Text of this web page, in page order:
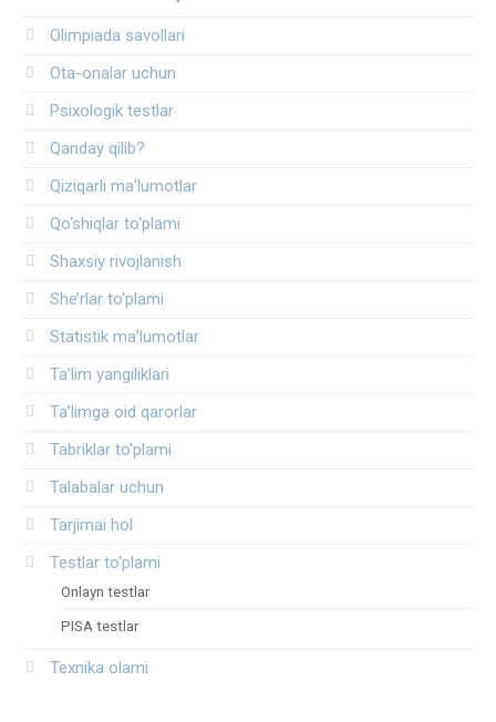
Olimpiada savollari
Ota-onalar uchun
Psixologik testlar
Qanday qilib?
Qiziqarli ma’lumotlar
Qo‘shiqlar to‘plami
Shaxsiy rivojlanish
She’rlar to‘plami
Statistik ma’lumotlar
Ta’lim yangiliklari
Ta’limga oid qarorlar
Tabriklar to'plami
Talabalar uchun
Tarjimai hol
Testlar to‘plami
Onlayn testlar
PISA testlar
Texnika olami